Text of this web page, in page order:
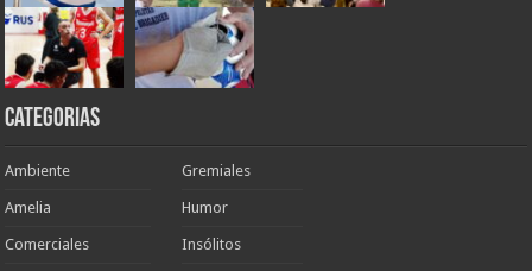
Categorias
Ambiente
Amelia
Comerciales
Gremiales
Humor
Insólitos